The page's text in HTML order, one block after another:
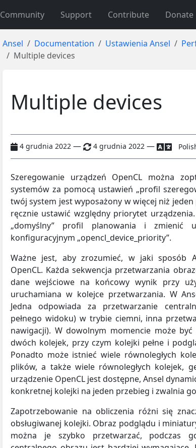
Community Support Contribute Donate
Ansel Documentation Ustawienia Ansel
Multiple devices
Multiple devices
4 grudnia 2022 — 4 grudnia 2022 —
Szeregowanie urządzeń OpenCL można
systemów za pomocą ustawień „profil
twój system jest wyposażony w więcej niż
ręcznie ustawić względny priorytet
„domyślny” profil planowania i zmienić
konfiguracyjnym „opencl_device_priority”.
Ważne jest, aby zrozumieć, w jaki sposób
OpenCL. Każda sekwencja przetwarzania
dane wejściowe na końcowy wynik przy
uruchamiana w kolejce przetwarzania. W
Jedna odpowiada za przetwarzanie
pełnego widoku) w trybie ciemni, inna
nawigacji). W dowolnym momencie może
dwóch kolejek, przy czym kolejki pełne i
Ponadto może istnieć wiele równoległych
plików, a także wiele równoległych kolejek,
urządzenie OpenCL jest dostępne, Ansel
konkretnej kolejki na jeden przebieg i zwalnia
Zapotrzebowanie na obliczenia różni się
obsługiwanej kolejki. Obraz podglądu i
można je szybko przetwarzać, podczas